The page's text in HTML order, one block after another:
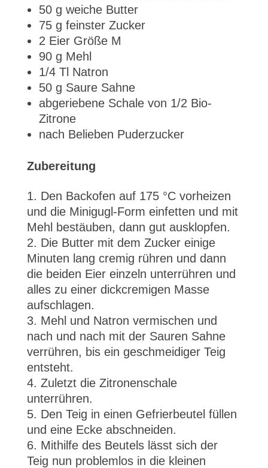
50 g weiche Butter
75 g feinster Zucker
2 Eier Größe M
90 g Mehl
1/4 Tl Natron
50 g Saure Sahne
abgeriebene Schale von 1/2 Bio-
Zitrone
nach Belieben Puderzucker
Zubereitung
Den Backofen auf 175 °C vorheizen
und die Minigugl-Form einfetten und mit
Mehl bestäuben, dann gut ausklopfen.
Die Butter mit dem Zucker einige
Minuten lang cremig rühren und dann
die beiden Eier einzeln unterrühren und
alles zu einer dickcremigen Masse
aufschlagen.
Mehl und Natron vermischen und
nach und nach mit der Sauren Sahne
verrühren, bis ein geschmeidiger Teig
entsteht.
Zuletzt die Zitronenschale
unterrühren.
Den Teig in einen Gefrierbeutel füllen
und eine Ecke abschneiden.
Mithilfe des Beutels lässt sich der
Teig nun problemlos in die kleinen